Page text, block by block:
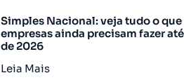
Simples Nacional: veja tudo o que
empresas ainda precisam fazer
de 2026
Leia Mais